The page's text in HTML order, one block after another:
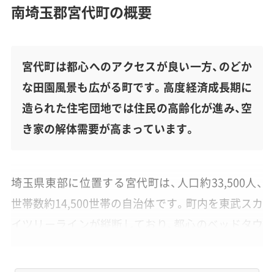
南埼玉郡宮代町の概要
宮代町は都心へのアクセスが良い一方、のどか
な田園風景も広がる町です。高度経済成長期に
造られた住宅団地では住民の高齢化が進み、空
き家の解体需要が高まっています。
埼玉県東部に位置する宮代町は、人口約33,500人、
世帯数約14,500世帯の自治体です。町内を東武スカ
イツリーラインが縦断しており、都心のベッドタウ